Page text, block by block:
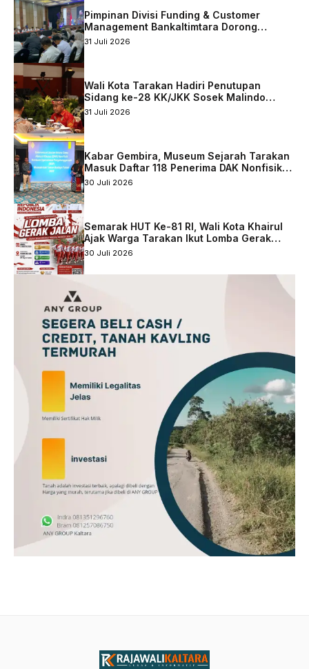
Pimpinan Divisi Funding & Customer
Management Bankaltimtara Dorong
Percepatan Digitalisasi Keuangan di Kota
31 Juli 2026
Wali Kota Tarakan Hadiri Penutupan
Sidang ke-28 KK/JKK Sosek Malindo
Tingkat Kaltara–Sabah
31 Juli 2026
Kabar Gembira, Museum Sejarah Tarakan
Masuk Daftar 118 Penerima DAK Nonfisik
2027
30 Juli 2026
Semarak HUT Ke-81 RI, Wali Kota Khairul
Ajak Warga Tarakan Ikut Lomba Gerak
Jalan
30 Juli 2026